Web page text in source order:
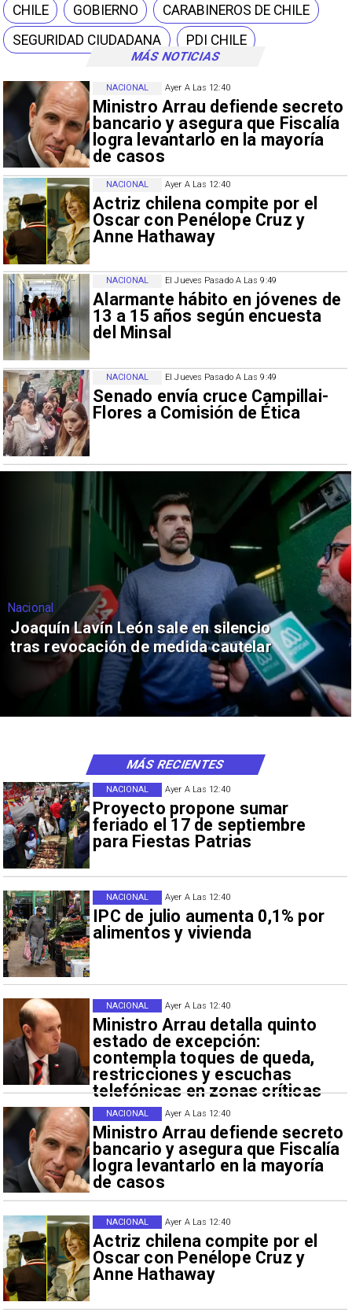
MÁS NOTICIAS
Ayer A Las 12:40
Ministro Arrau defiende secreto
bancario y asegura que Fiscalía
logra levantarlo en la mayoría
de casos
NACIONAL
Ayer A Las 12:40
Actriz chilena compite por el
Oscar con Penélope Cruz y
Anne Hathaway
NACIONAL
El Jueves Pasado A Las 9:49
Alarmante hábito en jóvenes de
13 a 15 años según encuesta
del Minsal
NACIONAL
El Jueves Pasado A Las 9:49
Senado envía cruce Campillai-
Flores a Comisión de Ética
NACIONAL
CHILE GOBIERNO
CARABINEROS DE CHILE
SEGURIDAD CIUDADANA
PDI CHILE
Nacional
Joaquín Lavín León sale en silencio
tras revocación de medida cautelar
Ayer A Las 12:40
Proyecto propone sumar
feriado el 17 de septiembre
para Fiestas Patrias
NACIONAL
Ayer A Las 12:40
IPC de julio aumenta 0,1% por
alimentos y vivienda
NACIONAL
Ayer A Las 12:40
Ministro Arrau detalla quinto
estado de excepción:
contempla toques de queda,
restricciones y escuchas
telefónicas en zonas críticas
NACIONAL
Ayer A Las 12:40
Ministro Arrau defiende secreto
bancario y asegura que Fiscalía
logra levantarlo en la mayoría
de casos
NACIONAL
Ayer A Las 12:40
Actriz chilena compite por el
Oscar con Penélope Cruz y
Anne Hathaway
NACIONAL
MÁS RECIENTES